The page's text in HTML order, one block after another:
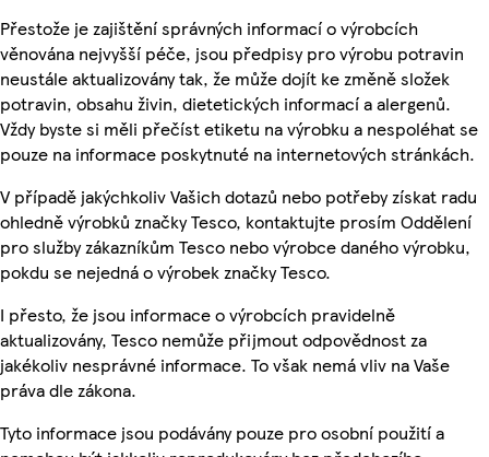
Přestože je zajištění správných informací o výrobcích
věnována nejvyšší péče, jsou předpisy pro výrobu potravin
neustále aktualizovány tak, že může dojít ke změně složek
potravin, obsahu živin, dietetických informací a alergenů.
Vždy byste si měli přečíst etiketu na výrobku a nespoléhat se
pouze na informace poskytnuté na internetových stránkách.
V případě jakýchkoliv Vašich dotazů nebo potřeby získat radu
ohledně výrobků značky Tesco, kontaktujte prosím Oddělení
pro služby zákazníkům Tesco nebo výrobce daného výrobku,
pokdu se nejedná o výrobek značky Tesco.
I přesto, že jsou informace o výrobcích pravidelně
aktualizovány, Tesco nemůže přijmout odpovědnost za
jakékoliv nesprávné informace. To však nemá vliv na Vaše
práva dle zákona.
Tyto informace jsou podávány pouze pro osobní použití a